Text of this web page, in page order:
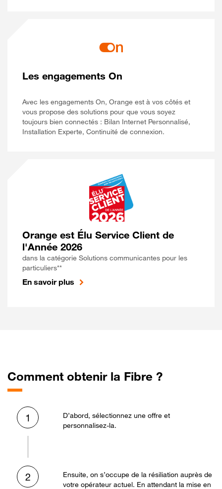
Les engagements On
Avec les engagements On, Orange est à vos côtés et
vous propose des solutions pour que vous soyez
toujours bien connectés : Bilan Internet Personnalisé,
Installation Experte, Continuité de connexion.
Orange est Élu Service Client de
l'Année 2026
dans la catégorie Solutions communicantes pour les
particuliers**
En savoir plus
Comment obtenir la Fibre ?
1
D’abord, sélectionnez une offre et
personnalisez-la.
2
Ensuite, on s’occupe de la résiliation auprès de
votre opérateur actuel. En attendant la mise en